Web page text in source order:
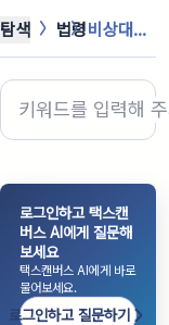
탐색 법령 비상대비에 관한 법률
로그인하고 택스캔
버스 AI에게 질문해
보세요
택스캔버스 AI에게 바로
물어보세요.
로그인하고 질문하기